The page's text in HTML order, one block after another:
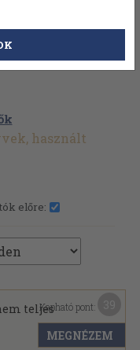
használt
előre:
teljesKapható pont:
MEGNÉZEM